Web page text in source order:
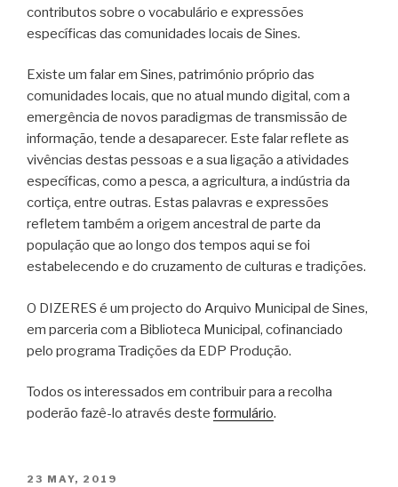
contributos sobre o vocabulário e expressões
específicas das comunidades locais de Sines.
Existe um falar em Sines, património próprio das
comunidades locais, que no atual mundo digital, com a
emergência de novos paradigmas de transmissão de
informação, tende a desaparecer. Este falar reflete as
vivências destas pessoas e a sua ligação a atividades
específicas, como a pesca, a agricultura, a indústria da
cortiça, entre outras. Estas palavras e expressões
refletem também a origem ancestral de parte da
população que ao longo dos tempos aqui se foi
estabelecendo e do cruzamento de culturas e tradições.
O DIZERES é um projecto do Arquivo Municipal de Sines,
em parceria com a Biblioteca Municipal, cofinanciado
pelo programa Tradições da EDP Produção.
Todos os interessados em contribuir para a recolha
poderão fazê-lo através deste formulário.
POSTED
23 MAY, 2019